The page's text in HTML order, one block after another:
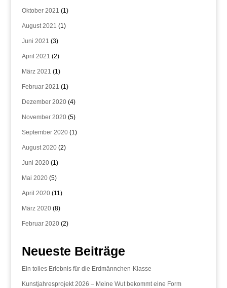
Oktober 2021 (1)
August 2021 (1)
Juni 2021 (3)
April 2021 (2)
März 2021 (1)
Februar 2021 (1)
Dezember 2020(4)
November 2020(5)
September 2020(1)
August 2020(2)
Juni 2020(1)
Mai 2020(5)
April 2020(11)
März 2020(8)
Februar 2020(2)
Neueste Beiträge
Ein tolles Erlebnis für die Erdmännchen-Klasse
Kunstjahresprojekt 2026 – Meine Wut bekommt eine Form